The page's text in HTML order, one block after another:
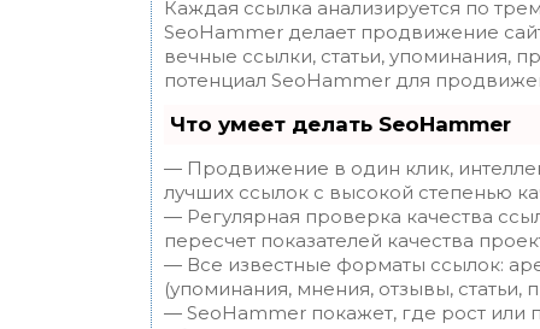
Каждая ссылка анализируется по
SeoHammer делает продвижение
вечные ссылки, статьи, упоминания,
потенциал SeoHammer для
Что умеет делать SeoHammer
— Продвижение в один клик,
лучших ссылок с высокой степенью
— Регулярная проверка качества
пересчет показателей качества
— Все известные форматы ссылок:
(упоминания, мнения, отзывы, статьи,
— SeoHammer покажет, где рост или